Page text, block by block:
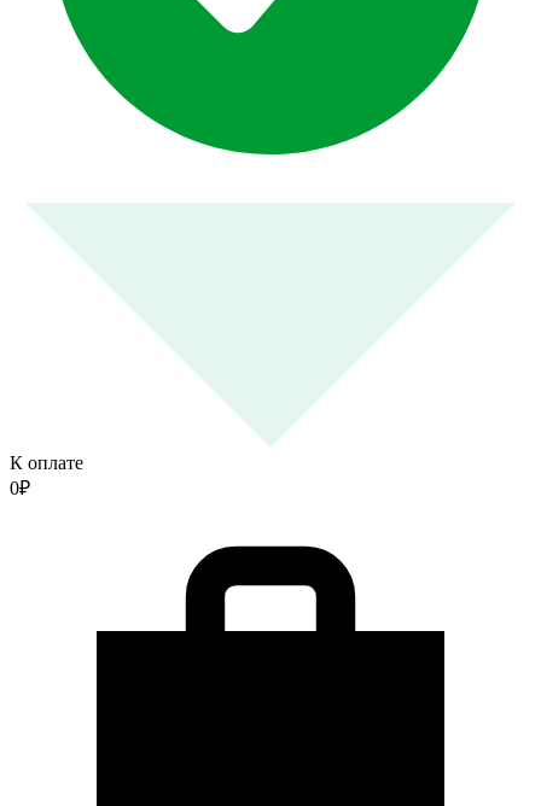
К оплате
0₽